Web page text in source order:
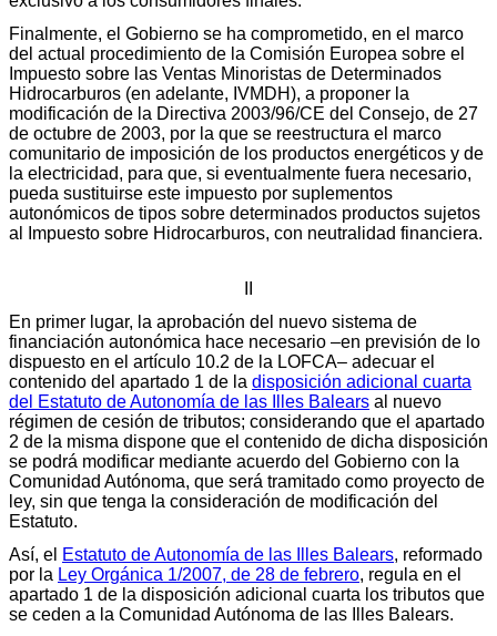
Finalmente, el Gobierno se ha comprometido, en el marco
del actual procedimiento de la Comisión Europea sobre el
Impuesto sobre las Ventas Minoristas de Determinados
Hidrocarburos (en adelante, IVMDH), a proponer la
modificación de la Directiva 2003/96/CE del Consejo, de 27
de octubre de 2003, por la que se reestructura el marco
comunitario de imposición de los productos energéticos y de
la electricidad, para que, si eventualmente fuera necesario,
pueda sustituirse este impuesto por suplementos
autonómicos de tipos sobre determinados productos sujetos
al Impuesto sobre Hidrocarburos, con neutralidad financiera.
En primer lugar, la aprobación del nuevo sistema de
financiación autonómica hace necesario –en previsión de lo
dispuesto en el artículo 10.2 de la LOFCA– adecuar el
contenido del apartado 1 de la disposición adicional cuarta
del Estatuto de Autonomía de las Illes Balears al nuevo
régimen de cesión de tributos; considerando que el apartado
2 de la misma dispone que el contenido de dicha disposición
se podrá modificar mediante acuerdo del Gobierno con la
Comunidad Autónoma, que será tramitado como proyecto de
ley, sin que tenga la consideración de modificación del
Estatuto.
Así, el Estatuto de Autonomía de las Illes Balears, reformado
por la Ley Orgánica 1/2007, de 28 de febrero, regula en el
apartado 1 de la disposición adicional cuarta los tributos que
se ceden a la Comunidad Autónoma de las Illes Balears.